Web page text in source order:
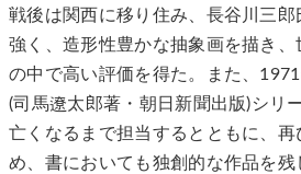
戦後は関西に移り住み、長谷川三郎
強く、造形性豊かな抽象画を描き、
の中で高い評価を得た。また、
(司馬遼太郎著・朝日新聞出版)シリ
亡くなるまで担当するとともに、再
め、書においても独創的な作品を残